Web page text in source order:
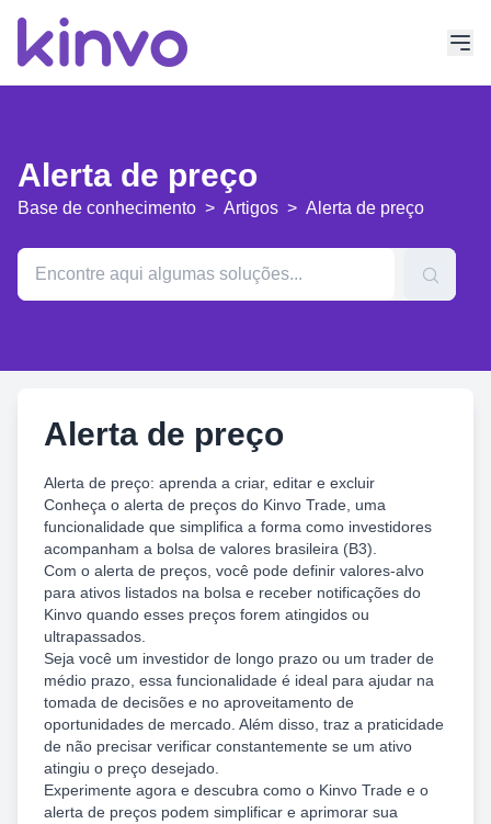
Alerta de preço
Base de conhecimento > Artigos > Alerta de preço
Alerta de preço
Alerta de preço: aprenda a criar, editar e excluir
Conheça o alerta de preços do Kinvo Trade, uma
funcionalidade que simplifica a forma como investidores
acompanham a bolsa de valores brasileira (B3).
Com o alerta de preços, você pode definir valores-alvo
para ativos listados na bolsa e receber notificações do
Kinvo quando esses preços forem atingidos ou
ultrapassados.
Seja você um investidor de longo prazo ou um trader de
médio prazo, essa funcionalidade é ideal para ajudar na
tomada de decisões e no aproveitamento de
oportunidades de mercado. Além disso, traz a praticidade
de não precisar verificar constantemente se um ativo
atingiu o preço desejado.
Experimente agora e descubra como o Kinvo Trade e o
alerta de preços podem simplificar e aprimorar sua